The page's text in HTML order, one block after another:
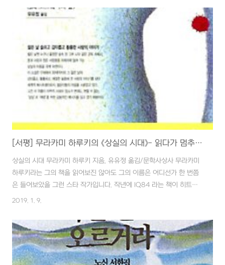
본능》에 수록된 서평에 인용된 글입니다. 어린시절 TV를 통해 수차례
흘려봤던 어렴풋한 기억이 퇴색되어 단지 거대한 곤충 괴물이 나오는
영상물로 상상하면서 호기에 찾아보니 노벨 문학상 수상작이라고 하니
고민없이 책장을 이어갑니다. 중반부까지 책장을 넘겨도 텍스트 그대로
의 '파리대왕'의 출현에 대한 철없는 기대가 없지는 않았습니다. 그러다
사이먼이 친구들에게 죽임을 ..
[서평] 무라카미 하루키의 《상실의 시대》- 읽다가 멈추기를 몇 번째... 드디어 읽었다. ^^;;
상실의 시대 무라카미 하루키 지음, 유유정 옮김/문학사상사 무라카미
하루키라는 그의 책을 읽어보진 않아도 그의 이름은 어디선가 한 번쯤
은 들어보았을 그런 스타 작가입니다. 작년에 IQ84 라는 책이 히트를
쳤다고 하니 또 언젠가 읽겠거니 생각했고, 그에 앞서 개인적으로 수학
작품《상실의 시대: (원제)노르웨이의 숲》를 읽었습니다. 단순히 대중의
인기에 편승한 호기심으로 샀다가 이런저런 이유로 읽기가 멈췄던 책이
2012년 그것도 1월 1일에 이 책의 마지막 페이지를 넘겼으니 그런 점
에선 후련하기도 또 한편으로는 작가에게 조금은 미안하기도 합니다.
2019. 1. 9.